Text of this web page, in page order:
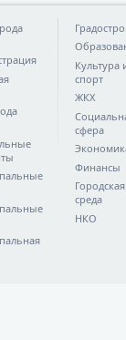
Культура
спорт
ЖКХ
сфера
Финансы
Городская
среда
НКО